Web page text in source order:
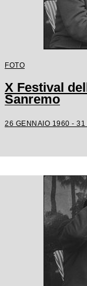
FOTO
X Festival
Sanremo
26 GENNAIO 1960 -